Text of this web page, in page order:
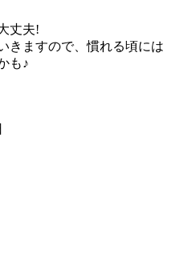
丈夫!
きますので、慣れる頃には
も♪